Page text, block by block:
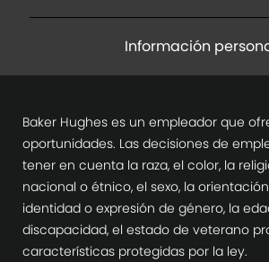
Información
Baker Hughes es un empleador que
oportunidades. Las decisiones de
tener en cuenta la raza, el color, la
nacional o étnico, el sexo, la
identidad o expresión de género, la
discapacidad, el estado de veterano
características protegidas por la ley.